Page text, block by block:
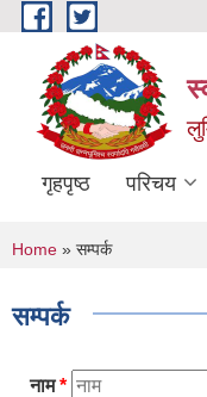
Skip to main content
गृहपृष्ठ परिचय
You are here
Home » सम्पर्क
सम्पर्क
नाम*